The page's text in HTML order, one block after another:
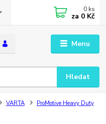
Menu
Hledat
0 ks
za 0 Kč
VARTA
ProMotive Heavy Duty